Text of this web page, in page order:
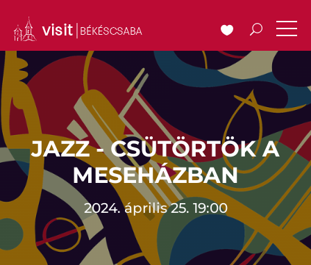
JAZZ - CSÜTÖRTÖK A
MESEHÁZBAN
2024. április 25. 19:00